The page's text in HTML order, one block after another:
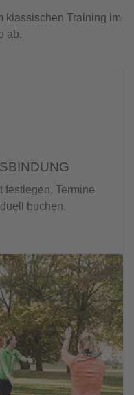
klassischen Training im
ab.
festlegen, Termine
buchen.